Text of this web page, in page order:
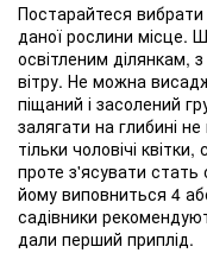
Постарайтеся
даної рослини місце.
освітленим ділянкам,
вітру. Не можна
піщаний і засолений
залягати на глибині
тільки чоловічі
проте з'ясувати
йому виповниться 4
садівники
дали перший приплід.